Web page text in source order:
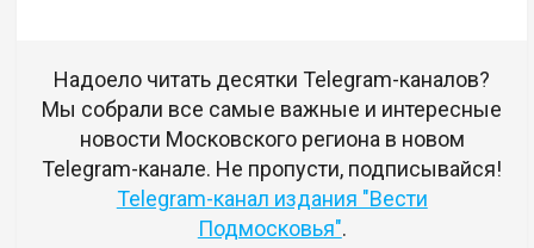
Надоело читать десятки Telegram-каналов?
Мы собрали все самые важные и интересные
новости Московского региона в новом
Telegram-канале. Не пропусти, подписывайся!
Telegram-канал издания "Вести
Подмосковья".